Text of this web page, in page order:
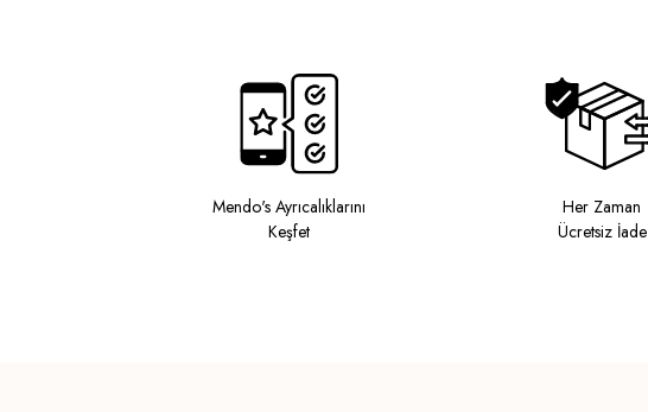
Mendo's Ayrıcalıklarını
Keşfet
Her Zaman
Ücretsiz İade